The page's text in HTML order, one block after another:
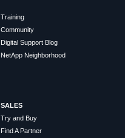
Training
Community
Digital Support Blog
NetApp Neighborhood
SALES
Try and Buy
Find A Partner